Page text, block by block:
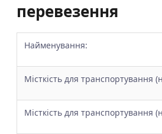
перевезення
Найменування:
Місткість для транспортування
Місткість для транспортування